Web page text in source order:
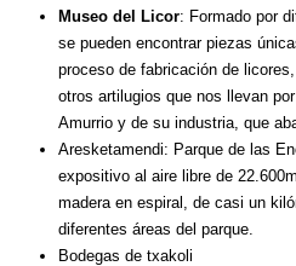
Museo del Licor: Formado por
se pueden encontrar piezas
proceso de fabricación de
otros artilugios que nos llevan
Amurrio y de su industria, que
Aresketamendi: Parque de las
expositivo al aire libre de
madera en espiral, de casi un
diferentes áreas del parque.
Bodegas de txakoli